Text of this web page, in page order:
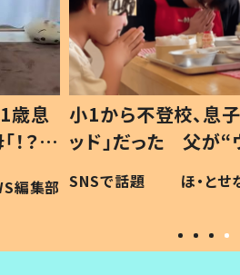
歳息
？」
編集部
小1から不登校、息
ッド」だった 父が“
作り続ける理由と
#令和の子
SNSで話題 ほ・と